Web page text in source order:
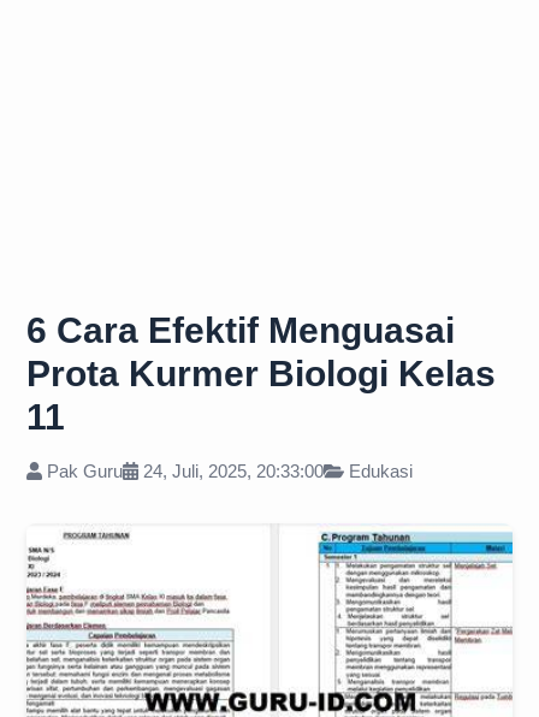
6 Cara Efektif Menguasai
Prota Kurmer Biologi Kelas
11
Pak Guru 24, Juli, 2025, 20:33:00 Edukasi